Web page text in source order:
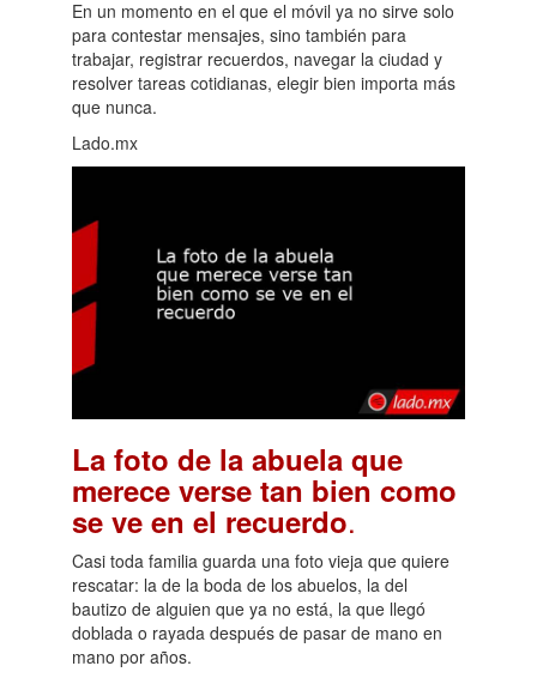
En un momento en el que el móvil ya no sirve solo
para contestar mensajes, sino también para
trabajar, registrar recuerdos, navegar la ciudad y
resolver tareas cotidianas, elegir bien importa más
que nunca.
Lado.mx
La foto de la abuela que
merece verse tan bien como
se ve en el recuerdo.
Casi toda familia guarda una foto vieja que quiere
rescatar: la de la boda de los abuelos, la del
bautizo de alguien que ya no está, la que llegó
doblada o rayada después de pasar de mano en
mano por años.